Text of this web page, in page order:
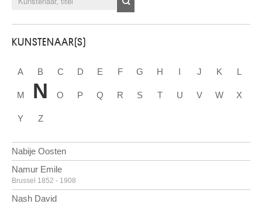
KUNSTENAAR(S)
A B C D E F G H I J K L
M N O P Q R S T U V W X
Y Z
Nabije Oosten
Namur Emile
Brussel 1852 - 1908
Nash David